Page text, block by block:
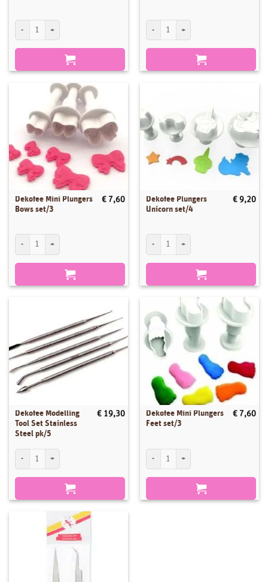
Dekofee Mini Plungers Hearts Set set/3 aantalDekofee Plungers Sky set/3 aantal
Dekofee Mini Plungers
Bows set/3
€ 7,60
Dekofee Mini Plungers Bows set/3 aantal
Dekofee Plungers
Unicorn set/4
€ 9,20
Dekofee Plungers Unicorn set/4 aantal
Dekofee Modelling
Tool Set Stainless
Steel pk/5
€ 19,30
Dekofee Modelling Tool Set Stainless Steel pk/5 aantal
Dekofee Mini Plungers
Feet set/3
€ 7,60
Dekofee Mini Plungers Feet set/3 aantal